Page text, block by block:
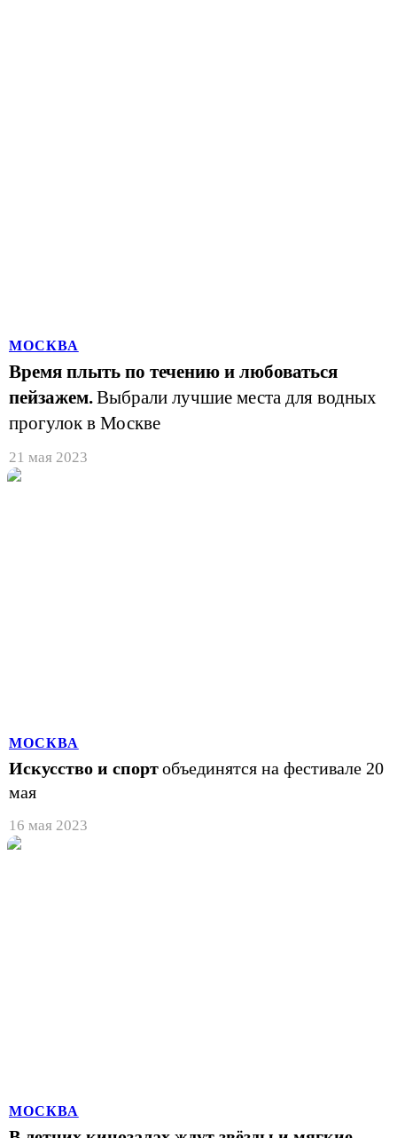
МОСКВА
Время плыть по течению и любоваться
пейзажем.Выбрали лучшие места для водных
прогулок в Москве
21 мая 2023
МОСКВА
Искусство и спортобъединятся на фестивале 20
мая
16 мая 2023
МОСКВА